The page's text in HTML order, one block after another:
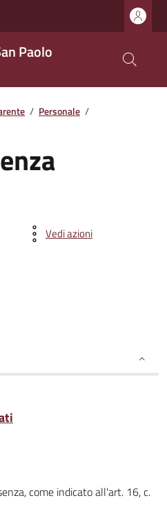
Paolo
/ Personale /
Vedi azioni
come indicato all'art. 16, c.